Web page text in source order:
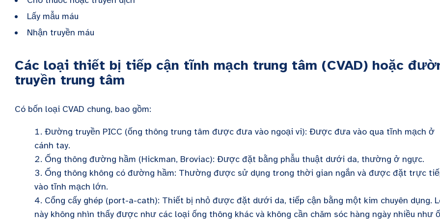
Lấy mẫu máu
Nhận truyền máu
Các loại thiết bị tiếp cận tĩnh mạch trung tâm (CVAD) hoặc
truyền trung tâm
Có bốn loại CVAD chung, bao gồm:
Đường truyền PICC (ống thông trung tâm được đưa vào ngoại vi): Được đưa vào qua tĩnh mạch ở
cánh tay.
Ống thông đường hầm (Hickman, Broviac): Được đặt bằng phẫu thuật dưới da, thường ở ngực.
Ống thông không có đường hầm: Thường được sử dụng trong thời gian ngắn và được đặt trực
vào tĩnh mạch lớn.
Cổng cấy ghép (port-a-cath): Thiết bị nhỏ được đặt dưới da, tiếp cận bằng một kim chuyên dụng.
này không nhìn thấy được như các loại ống thông khác và không cần chăm sóc hàng ngày nhiều như